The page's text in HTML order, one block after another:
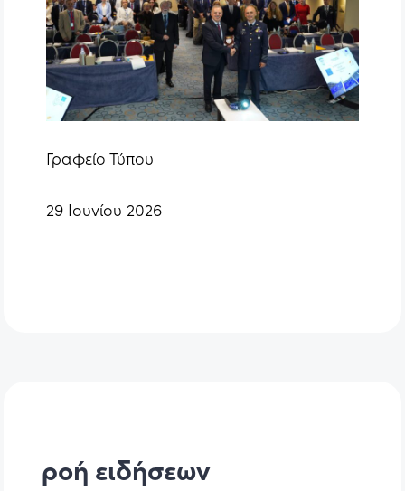
Γραφείο Τύπου
29 Ιουνίου 2026
ροή ειδήσεων